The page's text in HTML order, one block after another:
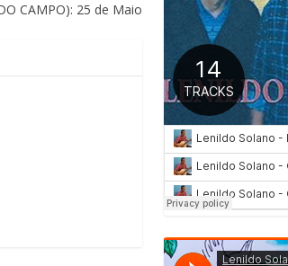
CAMPO): 25 de Maio